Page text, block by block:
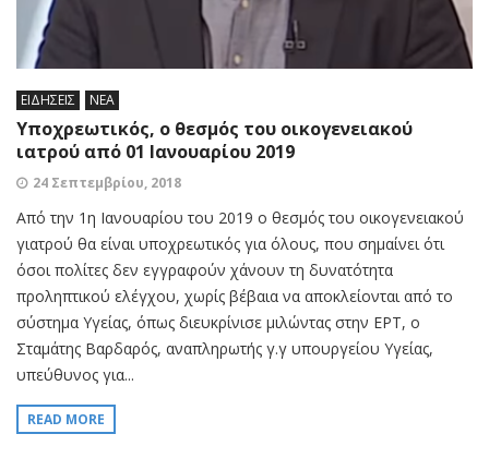
ΕΙΔΗΣΕΙΣ ΝΕΑ
Υποχρεωτικός, ο θεσμός του οικογενειακού
ιατρού από 01 Ιανουαρίου 2019
24 Σεπτεμβρίου, 2018
Από την 1η Ιανουαρίου του 2019 ο θεσμός του οικογενειακού
γιατρού θα είναι υποχρεωτικός για όλους, που σημαίνει ότι
όσοι πολίτες δεν εγγραφούν χάνουν τη δυνατότητα
προληπτικού ελέγχου, χωρίς βέβαια να αποκλείονται από το
σύστημα Υγείας, όπως διευκρίνισε μιλώντας στην ΕΡΤ, ο
Σταμάτης Βαρδαρός, αναπληρωτής γ.γ υπουργείου Υγείας,
υπεύθυνος για...
READ MORE